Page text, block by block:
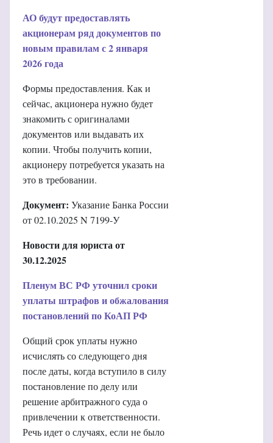
АО будут предоставлять
акционерам ряд документов по
новым правилам с 2 января
2026 года
Формы предоставления. Как и
сейчас, акционера нужно будет
знакомить с оригиналами
документов или выдавать их
копии. Чтобы получить копии,
акционеру потребуется указать на
это в требовании.
Документ: Указание Банка России
от 02.10.2025 N 7199-У
Новости для юриста от
30.12.2025
Пленум ВС РФ уточнил сроки
уплаты штрафов и обжалования
постановлений по КоАП РФ
Общий срок уплаты нужно
исчислять со следующего дня
после даты, когда вступило в силу
постановление по делу или
решение арбитражного суда о
привлечении к ответственности.
Речь идет о случаях, если не было